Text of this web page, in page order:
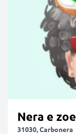
Nera e zoe
31030, Carbonera